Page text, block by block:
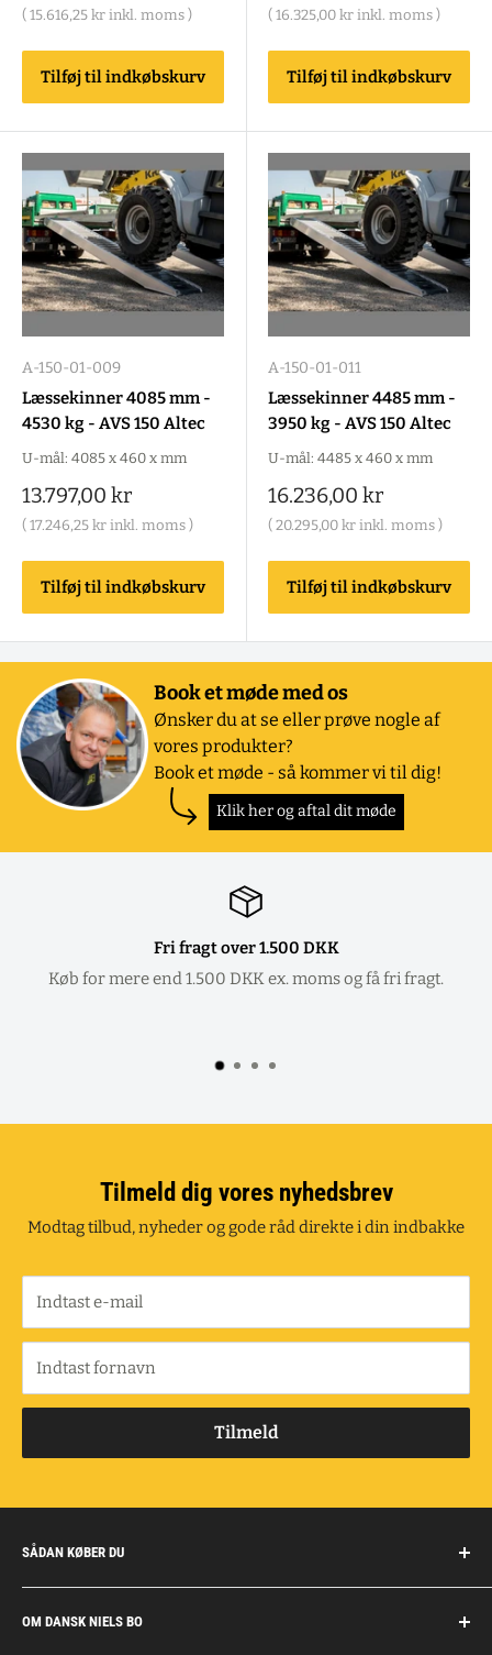
( 15.616,25 kr inkl. moms )
Tilføj til indkøbskurv
( 16.325,00 kr inkl. moms )
Tilføj til indkøbskurv
A-150-01-009
Læssekinner 4085 mm -
4530 kg - AVS 150 Altec
U-mål: 4085 x 460 x mm
Salgspris
13.797,00 kr
( 17.246,25 kr inkl. moms )
Tilføj til indkøbskurv
A-150-01-011
Læssekinner 4485 mm -
3950 kg - AVS 150 Altec
U-mål: 4485 x 460 x mm
Salgspris
16.236,00 kr
( 20.295,00 kr inkl. moms )
Tilføj til indkøbskurv
Book et møde med os
Ønsker du at se eller prøve nogle af
vores produkter?
Book et møde - så kommer vi til dig!
Klik her og aftal dit møde
Fri fragt over 1.500 DKK
Køb for mere end 1.500 DKK ex. moms og få fri fragt.
Tilmeld dig vores nyhedsbrev
Modtag tilbud, nyheder og gode råd direkte i din indbakke
Indtast e-mail
Indtast fornavn
Tilmeld
SÅDAN KØBER DU
Fragt og retur
OM DANSK NIELS BO